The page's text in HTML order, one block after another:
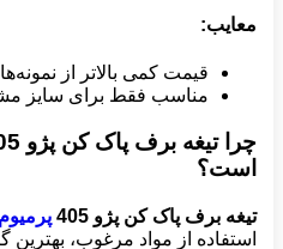
معایب:
قیمت کمی بالاتر از
مناسب فقط برای سایز
است؟
تیغه برف پاک کن پژو 405 پرمیوم